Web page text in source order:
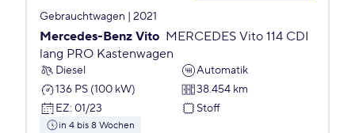
Gebrauchtwagen | 2021
Mercedes-Benz Vito MERCEDES Vito 114 CDI
lang PRO Kastenwagen
Diesel
Automatik
136 PS (100 kW)
38.454 km
EZ: 01/23 Stoff
in 4 bis 8 Wochen